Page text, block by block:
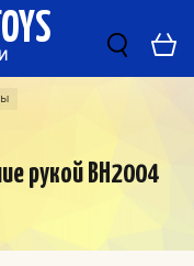
рукой ВН2004